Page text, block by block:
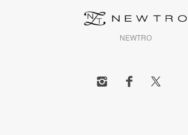
NEWTRO